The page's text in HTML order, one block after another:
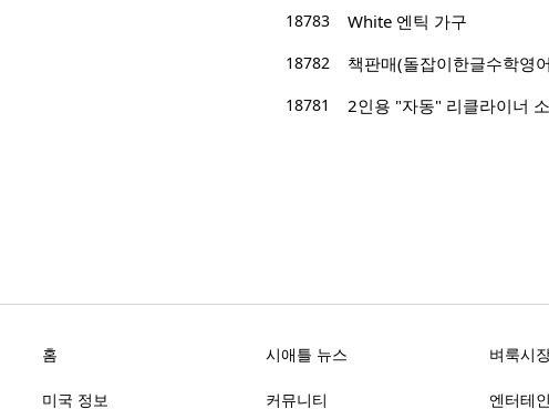
18783
White 엔틱 가구
18782
책판매(돌잡이한글수학영
18781
2인용 "자동" 리클라이너
홈 시애틀 뉴스 벼룩시
미국 정보 커뮤니티 엔터테